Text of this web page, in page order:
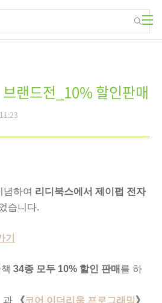
랜드전_10% 할인판매
념하여 리디북스에서 제이펍 전자
습니다.
34종 모두 10% 할인 판매 를 하
과 《코어 이더리움 프로그래밍》